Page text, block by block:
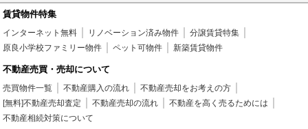
賃貸物件特集
インターネット無料 リノベーション済み物件
分譲賃貸特集
原良小学校ファミリー物件
ペット可物件 新築賃貸物件
不動産売買・売却について
売買物件一覧 不動産購入の流れ
不動産売却をお考えの方
[無料]不動産売却査定
不動産売却の流れ
不動産を高く売るためには
不動産相続対策について